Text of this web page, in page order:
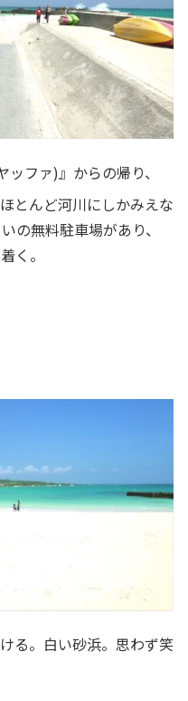
ッファ)』からの帰り、
とんど河川にしかみえな
の無料駐車場があり、
く。
る。白い砂浜。思わず笑